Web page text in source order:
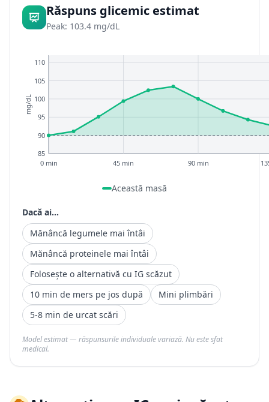
Răspuns glicemic estimat
Peak: 103.4 mg/dL
85
90
95
100
105
110
0 min 45 min 90 min
mg/dL
Această masă
Dacă ai...
Mănâncă legumele mai întâi
Mănâncă proteinele mai întâi
Folosește o alternativă cu IG scăzut
10 min de mers pe jos după
Mini plimbări
5-8 min de urcat scări
Model estimat — răspunsurile individuale variază. Nu este sfat
medical.